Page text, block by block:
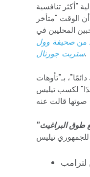
"أكثر تنافسية
الوقت "متأخر
المحليين في
من صحيفة وول
ستريت جورنال.
بـ"تأوهات
لكسب تيليس
صوتها قالت عنه